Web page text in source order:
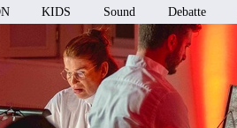
KIDS Sound Debatte